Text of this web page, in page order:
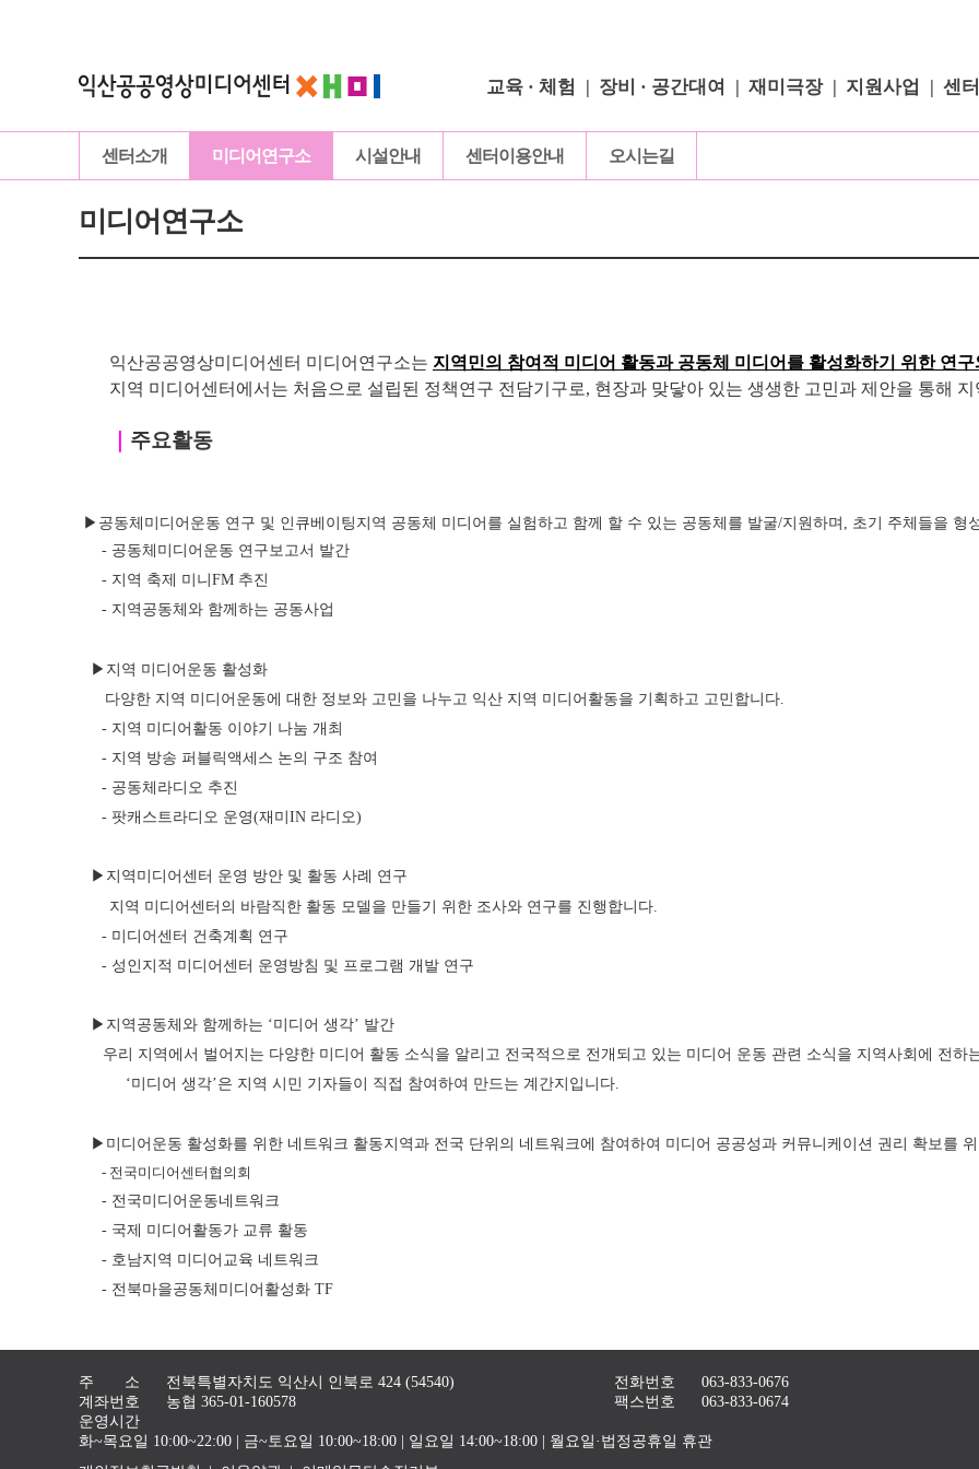
교육 · 체험 장비 · 공간대여 재미극장 지원사업 센
센터소개 미디어연구소 시설안내 센터이용안내 오시는길
미디어연구소
익산공공영상미디어센터 미디어연구소는 지역민의 참여적 미디어 활동과 공동체 미디어를 활성화하기 위한 연
지역 미디어센터에서는 처음으로 설립된 정책연구 전담기구로, 현장과 맞닿아 있는 생생한 고민과 제안을 통해
주요활동
▶공동체미디어운동 연구 및 인큐베이팅지역 공동체 미디어를 실험하고 함께 할 수 있는 공동체를 발굴/지원하며, 초기 주체들을 형
- 공동체미디어운동 연구보고서 발간
- 지역 축제 미니FM 추진
- 지역공동체와 함께하는 공동사업
▶지역 미디어운동 활성화
      다양한 지역 미디어운동에 대한 정보와 고민을 나누고 익산 지역 미디어활동을 기획하고 고민합니다.
- 지역 미디어활동 이야기 나눔 개최
- 지역 방송 퍼블릭액세스 논의 구조 참여
- 공동체라디오 추진
- 팟캐스트라디오 운영(재미IN 라디오)
▶지역미디어센터 운영 방안 및 활동 사례 연구
       지역 미디어센터의 바람직한 활동 모델을 만들기 위한 조사와 연구를 진행합니다.
- 미디어센터 건축계획 연구
- 성인지적 미디어센터 운영방침 및 프로그램 개발 연구
▶지역공동체와 함께하는 ‘미디어 생각’ 발간
우리 지역에서 벌어지는 다양한 미디어 활동 소식을 알리고 전국적으로 전개되고 있는 미디어 운동 관련 소식을 지역사회에 전하
‘미디어 생각’은 지역 시민 기자들이 직접 참여하여 만드는 계간지입니다.
▶미디어운동 활성화를 위한 네트워크 활동지역과 전국 단위의 네트워크에 참여하여 미디어 공공성과 커뮤니케이션 권리 확보를
- 전국미디어센터협의회
- 전국미디어운동네트워크
- 국제 미디어활동가 교류 활동
- 호남지역 미디어교육 네트워크
- 전북마을공동체미디어활성화 TF
주 소 전북특별자치도 익산시 인북로 424 (54540) 전화번호
063-833-0676
계좌번호
농협 365-01-160578 팩스번호
063-833-0674
운영시간
화~목요일 10:00~22:00 | 금~토요일 10:00~18:00 | 일요일 14:00~18:00 | 월요일·법정공휴일 휴관